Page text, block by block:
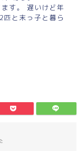
す。 遅いけど年
匹と末っ子と暮ら